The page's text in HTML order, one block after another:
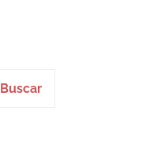
Buscar